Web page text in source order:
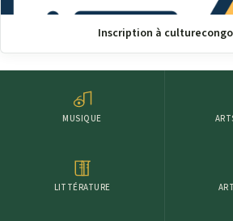
Inscription à culturecongo
MUSIQUE
LITTÉRATURE